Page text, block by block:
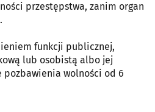
przestępstwa, zanim organ
funkcji publicznej,
lub osobistą albo jej
wolności od 6